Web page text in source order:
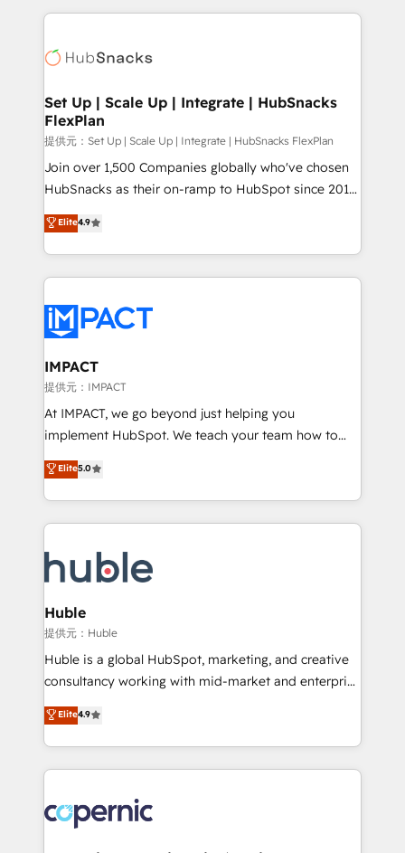
HubSpot COS Performance Award 🏆2014 HubSpot
COS Design Award 🏆2013 HubSpot Marketplace
Partner 📆Founded in 1997
results)! In short, our services include: - HubSpot
HubSpot development: websites, custom modules,
marketing, advertising, campaigns, content and
design We connect people, data and technology to
improve customer experiences. With our bright
people, exciting ideas and can-do mentality, we
ensure revenue growth on a daily basis. So tell us
team of 100+ experts is ready for you! Driving digital
growth | www.brightdigital.com
Set Up | Scale Up | Integrate | HubSnacks
FlexPlan
提供元：Set Up | Scale Up | Integrate | HubSnacks FlexPlan
Join over 1,500 Companies globally who've chosen
HubSnacks as their on-ramp to HubSpot since 2014
Simple pay-as-you-go plans that accelerate value...
1️⃣ Set Up | Onboarding New or Check-fixing existing
HubSpot portals 2️⃣ Scale Up | 100% HubSpot Task
Execution... Global 24/7 ... All Experts 3️⃣ Integrate |
Slash months from your API Integration project... ⬅️
Click "Contact Business" ⬅️ to access 150+ Kickstart
Integration templates that put HubSpot in the center
of your tech stack, syncing... 🛍️ Shopify or
WooCommerce 💲 Stripe or Paypal 💰 Sage or
Netsuite 🤖 Google or Microsoft ✍️ DocuSign or
the rare Advanced "Custom Integrations"
Accreditation, securely sync data across... 🔄 any
new HubSpot portal with Advanced Website and
CRM Migrations using our in-house "HubScrub" Tool.
Elite4.9
IMPACT
提供元：IMPACT
At IMPACT, we go beyond just helping you
implement HubSpot. We teach your team how to
master it. As the creators of the Endless Customers
System™ (the next evolution of They Ask, You
Answer), we’re the only HubSpot partner built
entirely around coaching and training. That means
skills, processes, and internal team you need to
attract the right buyers, close deals faster, and grow
without outside dependencies. You’ll learn how to: •
Set up, audit, and organize your HubSpot portal •
Get your sales team fully using HubSpot • Track
pipeline and revenue across the entire buyer journey
growth • Create content and videos that attract
buyers • Use AI to scale smarter Our coaching-led
lasts. So if you're ready to become the most trusted
voice in your market, let’s talk.
Elite5.0
Huble
提供元：Huble
Huble is a global HubSpot, marketing, and creative
consultancy working with mid-market and enterprise
businesses. We go beyond implementation, shaping
the strategy, processes, and teams that turn
HubSpot into a genuine growth engine. Named
HubSpot's Global Partner of the Year in 2024,
worldwide, and with over 15 years in the ecosystem,
Huble has built a track record that speaks for itself.
Elite4.9